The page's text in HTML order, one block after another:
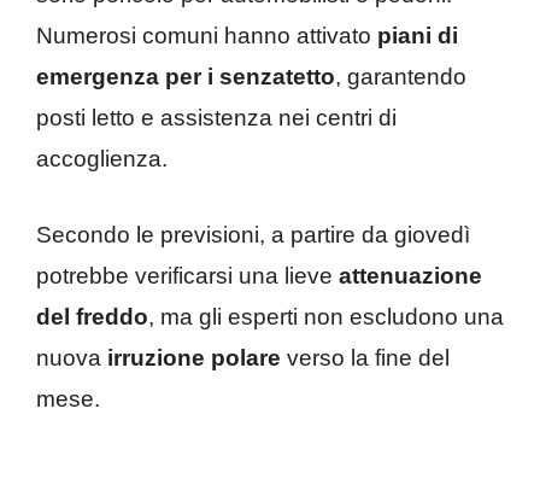
Numerosi comuni hanno attivato piani di
emergenza per i senzatetto, garantendo
posti letto e assistenza nei centri di
accoglienza.
Secondo le previsioni, a partire da giovedì
potrebbe verificarsi una lieve attenuazione
del freddo, ma gli esperti non escludono una
nuova irruzione polare verso la fine del
mese.